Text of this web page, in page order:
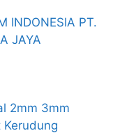
INDONESIA PT.
JAYA
2mm 3mm